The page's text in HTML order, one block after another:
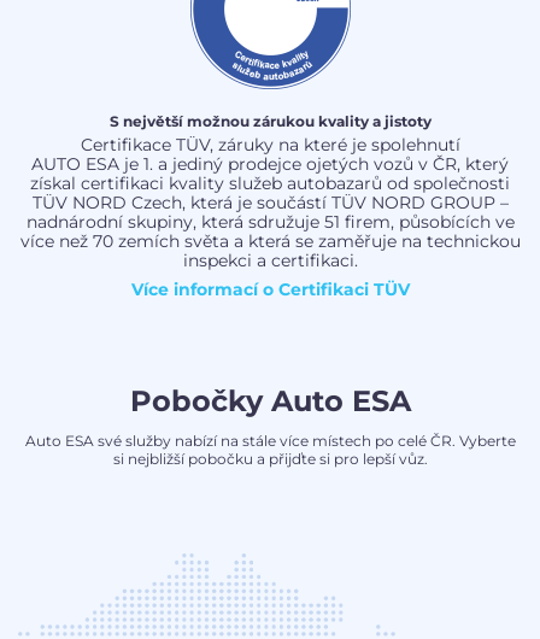
S největší možnou zárukou kvality a jistoty
Certifikace TÜV, záruky na které je spolehnutí
AUTO ESA je 1. a jediný prodejce ojetých vozů v ČR, který
získal certifikaci kvality služeb autobazarů od společnosti
TÜV NORD Czech, která je součástí TÜV NORD GROUP –
nadnárodní skupiny, která sdružuje 51 firem, působících ve
více než 70 zemích světa a která se zaměřuje na technickou
inspekci a certifikaci.
Více informací o Certifikaci TÜV
Pobočky Auto ESA
Auto ESA své služby nabízí na stále více místech po celé ČR. Vyberte
si nejbližší pobočku a přijďte si pro lepší vůz.